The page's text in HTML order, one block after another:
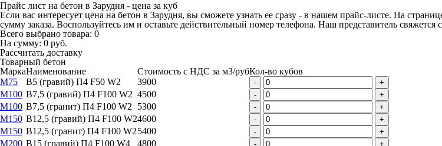
Прайс лист на бетон в Зарудня - цена за куб
Если вас интересует цена на бетон в Зарудня, вы сможете узнать ее сразу - в нашем прайс-листе. На
сумму заказа. Воспользуйтесь им и оставьте действительный номер телефона. Наш представитель
Всего выбрано товара: 0
На сумму: 0 руб.
Рассчитать доставку
Товарный бетон
МаркаНаименование Стоимость с НДС за м3/рубКол-во кубов
М75
B5 (гравий) П4 F50 W2 3900 - +
М100 B7,5 (гравий) П4 F100 W2 4500 - +
М100 B7,5 (гранит) П4 F100 W2 5300 - +
М150 B12,5 (гравий) П4 F100 W24600 - +
М150 B12,5 (гранит) П4 F100 W25400 - +
М200 B15 (гравий) П4 F100 W4 4800 - +